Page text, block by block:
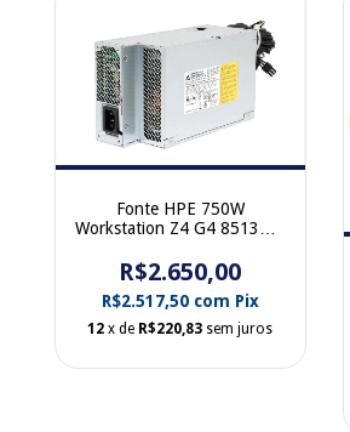
Fonte HPE 750W
Workstation Z4 G4 851382-
R$2.650,00
R$2.517,50 com Pix
12 x de R$220,83 sem juros